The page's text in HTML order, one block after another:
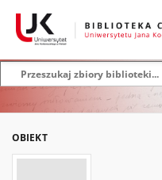
OBIEKT